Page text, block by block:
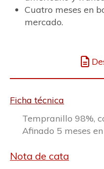
Cuatro meses en
mercado.
Ficha técnica
Tempranillo 98%,
Afinado 5 meses en
Nota de cata